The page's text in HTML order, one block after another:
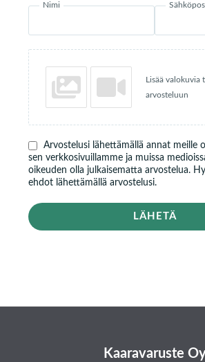
Nimi
Lisää valokuvia
arvosteluun
Arvostelusi lähettämällä annat meille
sen verkkosivuillamme ja muissa
oikeuden olla julkaisematta arvostelua.
ehdot lähettämällä arvostelusi.
LÄHETÄ
Kaaravaruste